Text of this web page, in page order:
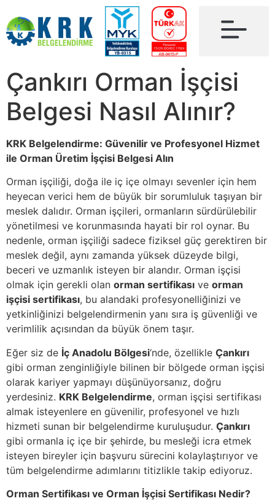
Çankırı Orman İşçisi
Belgesi Nasıl Alınır?
KRK Belgelendirme: Güvenilir ve Profesyonel Hizmet
ile Orman Üretim İşçisi Belgesi Alın
Orman işçiliği, doğa ile iç içe olmayı sevenler için hem
heyecan verici hem de büyük bir sorumluluk taşıyan bir
meslek dalıdır. Orman işçileri, ormanların sürdürülebilir
yönetilmesi ve korunmasında hayati bir rol oynar. Bu
nedenle, orman işçiliği sadece fiziksel güç gerektiren bir
meslek değil, aynı zamanda yüksek düzeyde bilgi,
beceri ve uzmanlık isteyen bir alandır. Orman işçisi
olmak için gerekli olan orman sertifikası ve orman
işçisi sertifikası, bu alandaki profesyonelliğinizi ve
yetkinliğinizi belgelendirmenin yanı sıra iş güvenliği ve
verimlilik açısından da büyük önem taşır.
Eğer siz de İç Anadolu Bölgesi‘nde, özellikle Çankırı
gibi orman zenginliğiyle bilinen bir bölgede orman işçisi
olarak kariyer yapmayı düşünüyorsanız, doğru
yerdesiniz. KRK Belgelendirme, orman işçisi sertifikası
almak isteyenlere en güvenilir, profesyonel ve hızlı
hizmeti sunan bir belgelendirme kuruluşudur. Çankırı
gibi ormanla iç içe bir şehirde, bu mesleği icra etmek
isteyen bireyler için başvuru sürecini kolaylaştırıyor ve
tüm belgelendirme adımlarını titizlikle takip ediyoruz.
Orman Sertifikası ve Orman İşçisi Sertifikası Nedir?